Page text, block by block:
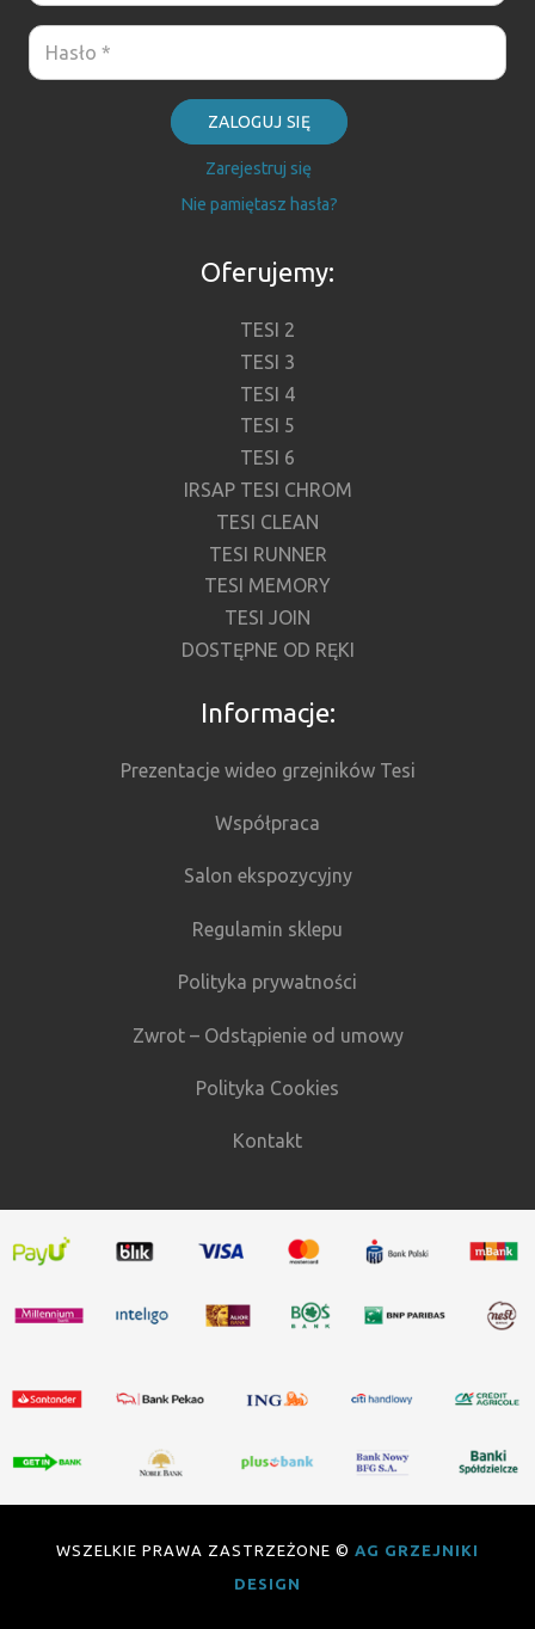
ZALOGUJ SIĘ
Zarejestruj się
Nie pamiętasz hasła?
Oferujemy:
TESI 2
TESI 3
TESI 4
TESI 5
TESI 6
IRSAP TESI CHROM
TESI CLEAN
TESI RUNNER
TESI MEMORY
TESI JOIN
DOSTĘPNE OD RĘKI
Informacje:
Prezentacje wideo grzejników Tesi
Współpraca
Salon ekspozycyjny
Regulamin sklepu
Polityka prywatności
Zwrot – Odstąpienie od umowy
Polityka Cookies
Kontakt
WSZELKIE PRAWA ZASTRZEŻONE © AG GRZEJNIKI
DESIGN